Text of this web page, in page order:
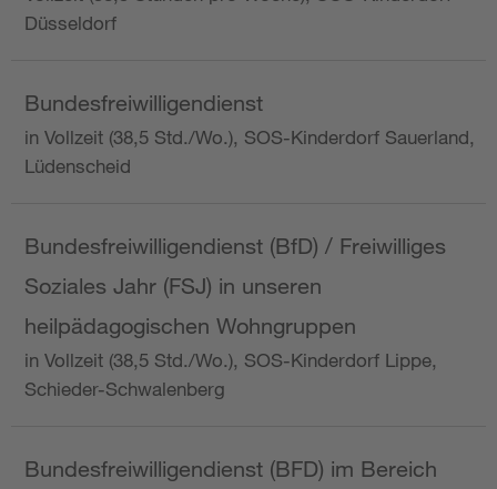
Düsseldorf
Bundesfreiwilligendienst
in Vollzeit (38,5 Std./Wo.), SOS-Kinderdorf Sauerland,
Lüdenscheid
Bundesfreiwilligendienst (BfD) / Freiwilliges
Soziales Jahr (FSJ) in unseren
heilpädagogischen Wohngruppen
in Vollzeit (38,5 Std./Wo.), SOS-Kinderdorf Lippe,
Schieder-Schwalenberg
Bundesfreiwilligendienst (BFD) im Bereich